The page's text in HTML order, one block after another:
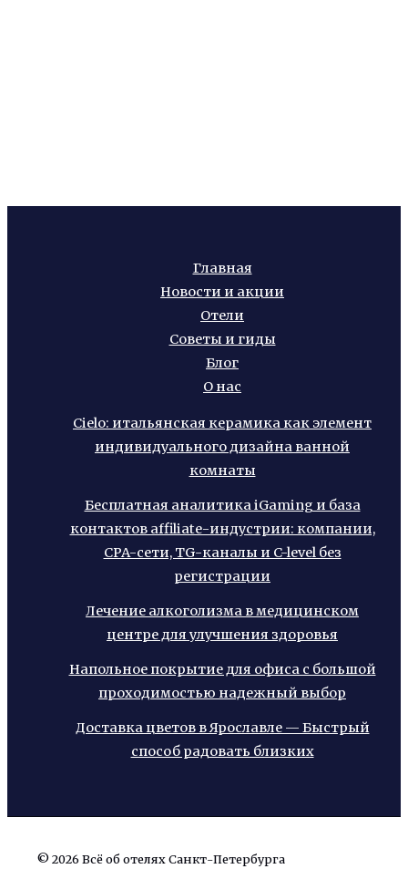
Главная
Новости и акции
Отели
Советы и гиды
Блог
О нас
Cielo: итальянская керамика как элемент
индивидуального дизайна ванной
комнаты
Бесплатная аналитика iGaming и база
контактов affiliate-индустрии: компании,
CPA-сети, TG-каналы и C-level без
регистрации
Лечение алкоголизма в медицинском
центре для улучшения здоровья
Напольное покрытие для офиса с большой
проходимостью надежный выбор
Доставка цветов в Ярославле — Быстрый
способ радовать близких
© 2026 Всё об отелях Санкт-Петербурга